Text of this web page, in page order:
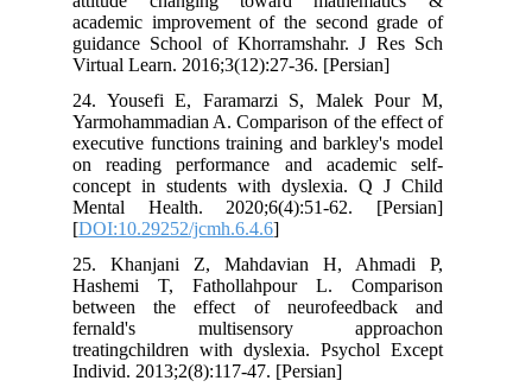
academic improvement of the second
guidance School of Khorramshahr. J
Virtual Learn. 2016;3(12):27-36.
24. Yousefi E, Faramarzi S, Malek
Yarmohammadian A. Comparison of
executive functions training and
on reading performance and
concept in students with dyslexia.
Mental Health. 2020;6(4):51-62.
[DOI:10.29252/jcmh.6.4.6
25. Khanjani Z, Mahdavian H,
Hashemi T, Fathollahpour L.
between the effect of
fernald's multisensory
treatingchildren with dyslexia.
Individ. 2013;2(8):117-47. [Persian]